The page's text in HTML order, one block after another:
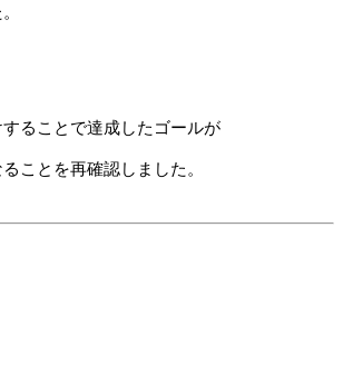
ることで達成したゴールが
ことを再確認しました。